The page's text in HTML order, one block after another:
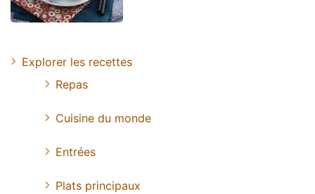
Explorer les recettes
Repas
Cuisine du monde
Entrées
Plats principaux